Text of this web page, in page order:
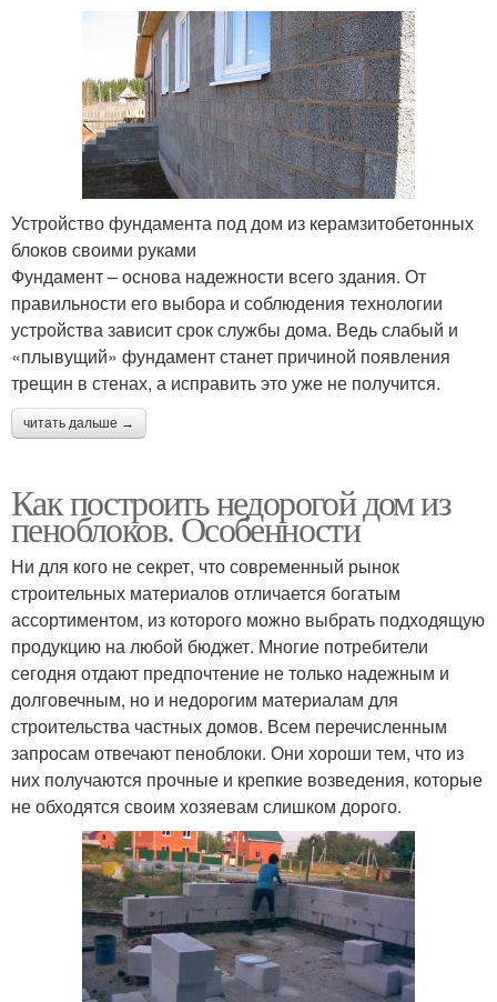
Устройство фундамента под дом из керамзитобетонных
блоков своими руками
Фундамент – основа надежности всего здания. От
правильности его выбора и соблюдения технологии
устройства зависит срок службы дома. Ведь слабый и
«плывущий» фундамент станет причиной появления
трещин в стенах, а исправить это уже не получится.
читать дальше →
Как построить недорогой дом из
пеноблоков. Особенности
Ни для кого не секрет, что современный рынок
строительных материалов отличается богатым
ассортиментом, из которого можно выбрать подходящую
продукцию на любой бюджет. Многие потребители
сегодня отдают предпочтение не только надежным и
долговечным, но и недорогим материалам для
строительства частных домов. Всем перечисленным
запросам отвечают пеноблоки. Они хороши тем, что из
них получаются прочные и крепкие возведения, которые
не обходятся своим хозяевам слишком дорого.